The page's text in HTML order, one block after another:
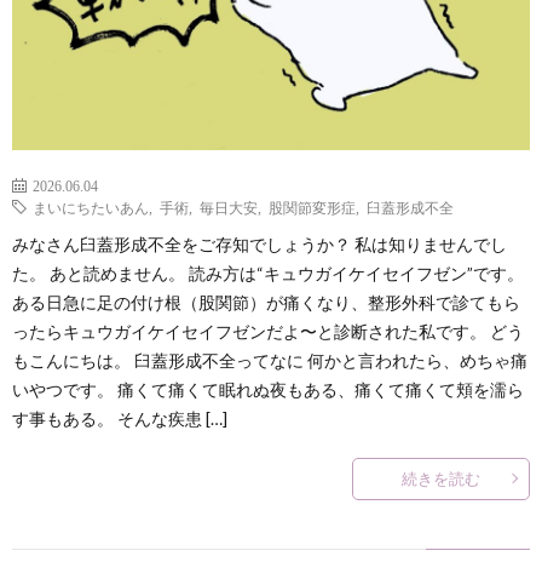
2026.06.04
まいにちたいあん
手術 毎日大安 股関節変形症 臼蓋形成不全
みなさん臼蓋形成不全をご存知でしょうか？ 私は知りませんでし
た。 あと読めません。 読み方は“キュウガイケイセイフゼン”です。
ある日急に足の付け根（股関節）が痛くなり、整形外科で診てもら
ったらキュウガイケイセイフゼンだよ〜と診断された私です。 どう
もこんにちは。 臼蓋形成不全ってなに 何かと言われたら、めちゃ痛
いやつです。 痛くて痛くて眠れぬ夜もある、痛くて痛くて頬を濡ら
す事もある。 そんな疾患 […]
続きを読む